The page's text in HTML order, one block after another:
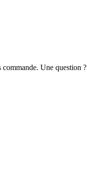
Une question ?